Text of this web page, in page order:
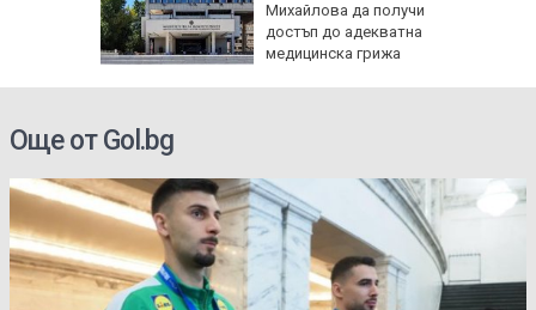
Михайлова да получи
достъп до адекватна
медицинска грижа
Още от Gol.bg